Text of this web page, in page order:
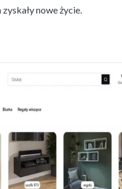
nowe życie.